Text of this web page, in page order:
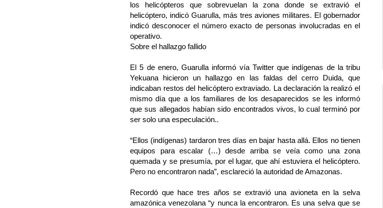
los helicópteros que sobrevuelan la zona donde se extravió el
helicóptero, indicó Guarulla, más tres aviones militares. El gobernador
indicó desconocer el número exacto de personas involucradas en el
operativo.
Sobre el hallazgo fallido
El 5 de enero, Guarulla informó vía Twitter que indígenas de la tribu
Yekuana hicieron un hallazgo en las faldas del cerro Duida, que
indicaban restos del helicóptero extraviado. La declaración la realizó el
mismo día que a los familiares de los desaparecidos se les informó
que sus allegados habían sido encontrados vivos, lo cual terminó por
ser solo una especulación..
“Ellos (indígenas) tardaron tres días en bajar hasta allá. Ellos no tienen
equipos para escalar (…) desde arriba se veía como una zona
quemada y se presumía, por el lugar, que ahí estuviera el helicóptero.
Pero no encontraron nada”, esclareció la autoridad de Amazonas.
Recordó que hace tres años se extravió una avioneta en la selva
amazónica venezolana “y nunca la encontraron. Es una selva que se